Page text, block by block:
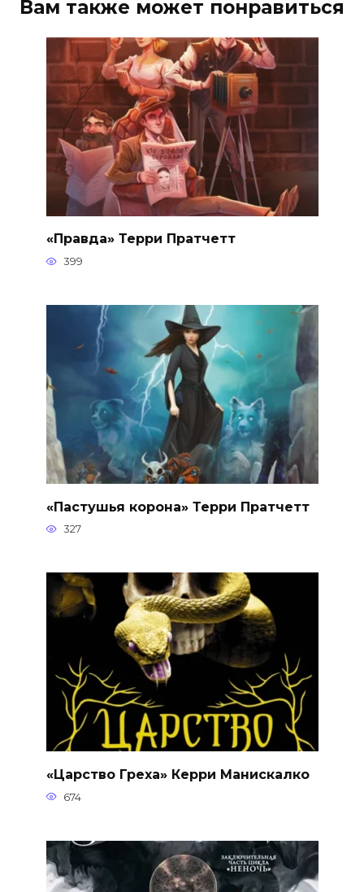
Вам также может понравиться
«Правда» Терри Пратчетт
399
«Пастушья корона» Терри Пратчетт
327
«Царство Греха» Керри Манискалко
674